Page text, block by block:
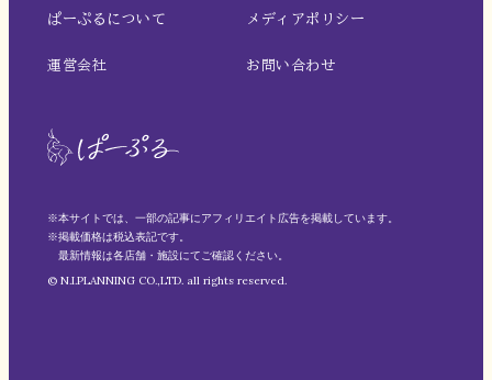
ぱーぷるについて
運営会社
メディアポリシー
お問い合わせ
※本サイトでは、一部の記事にアフィリエイト広告を掲載しています。
※掲載価格は税込表記です。
最新情報は各店舗・施設にてご確認ください。
© N.I.PLANNING CO.,LTD. all rights reserved.